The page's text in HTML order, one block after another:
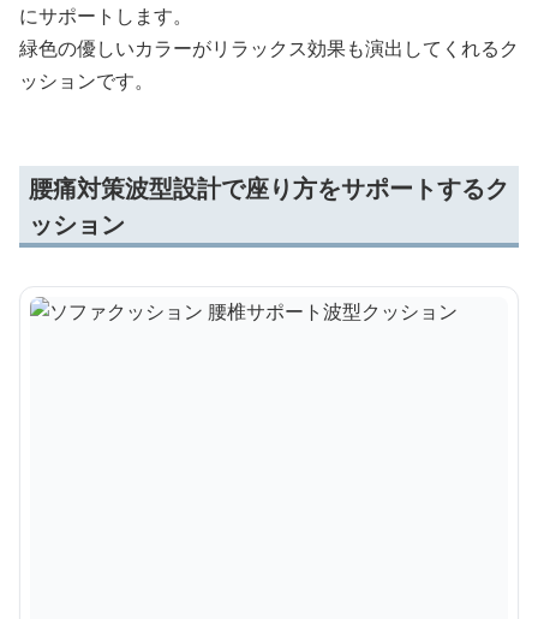
にサポートします。
緑色の優しいカラーがリラックス効果も演出してくれるク
ッションです。
腰痛対策波型設計で座り方をサポートするク
ッション